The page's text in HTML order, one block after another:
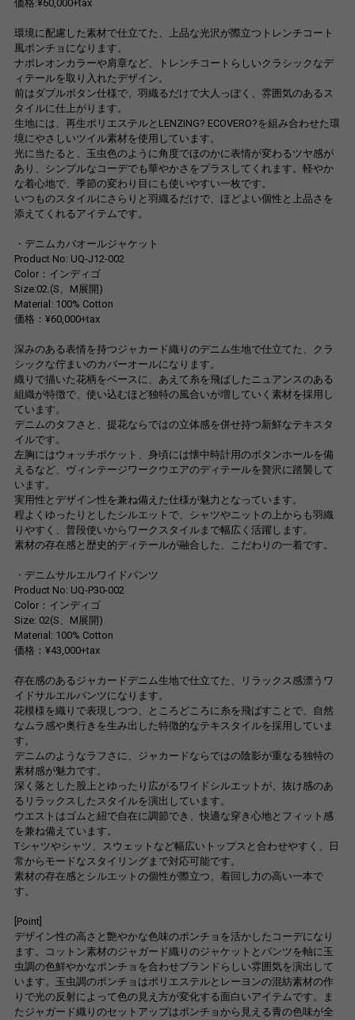
価格:¥60,000+tax
環境に配慮した素材で仕立てた、上品な光沢が際立つトレンチコート
風ポンチョになります。
ナポレオンカラーや肩章など、トレンチコートらしいクラシックなデ
ィテールを取り入れたデザイン。
前はダブルボタン仕様で、羽織るだけで大人っぽく、雰囲気のあるス
タイルに仕上がります。
生地には、再生ポリエステルとLENZING? ECOVERO?を組み合わせた環
境にやさしいツイル素材を使用しています。
光に当たると、玉虫色のように角度でほのかに表情が変わるツヤ感が
あり、シンプルなコーデでも華やかさをプラスしてくれます。軽やか
な着心地で、季節の変わり目にも使いやすい一枚です。
いつものスタイルにさらりと羽織るだけで、ほどよい個性と上品さを
添えてくれるアイテムです。
・デニムカバオールジャケット
Product No: UQ-J12-002
Color：インディゴ
Size:02.(S、M展開)
Material: 100% Cotton
価格：¥60,000+tax
深みのある表情を持つジャカード織りのデニム生地で仕立てた、クラ
シックな佇まいのカバーオールになります。
織りで描いた花柄をベースに、あえて糸を飛ばしたニュアンスのある
組織が特徴で、使い込むほど独特の風合いが増していく素材を採用し
ています。
デニムのタフさと、提花ならではの立体感を併せ持つ新鮮なテキスタ
イルです。
左胸にはウォッチポケット、身頃には懐中時計用のボタンホールを備
えるなど、ヴィンテージワークウエアのディテールを贅沢に踏襲して
います。
実用性とデザイン性を兼ね備えた仕様が魅力となっています。
程よくゆったりとしたシルエットで、シャツやニットの上からも羽織
りやすく、普段使いからワークスタイルまで幅広く活躍します。
素材の存在感と歴史的ディテールが融合した、こだわりの一着です。
・デニムサルエルワイドパンツ
Product No: UQ-P30-002
Color：インディゴ
Size: 02(S、M展開)
Material: 100% Cotton
価格：¥43,000+tax
存在感のあるジャカードデニム生地で仕立てた、リラックス感漂うワ
イドサルエルパンツになります。
花模様を織りで表現しつつ、ところどころに糸を飛ばすことで、自然
なムラ感や奥行きを生み出した特徴的なテキスタイルを採用していま
す。
デニムのようなラフさに、ジャカードならではの陰影が重なる独特の
素材感が魅力です。
深く落とした股上とゆったり広がるワイドシルエットが、抜け感のあ
るリラックスしたスタイルを演出しています。
ウエストはゴムと紐で自在に調節でき、快適な穿き心地とフィット感
を兼ね備えています。
Tシャツやシャツ、スウェットなど幅広いトップスと合わせやすく、日
常からモードなスタイリングまで対応可能です。
素材の存在感とシルエットの個性が際立つ、着回し力の高い一本で
す。
[Point]
デザイン性の高さと艶やかな色味のポンチョを活かしたコーデになり
ます。コットン素材のジャガード織りのジャケットとパンツを軸に玉
虫調の色鮮やかなポンチョを合わせブランドらしい雰囲気を演出して
います。玉虫調のポンチョはポリエステルとレーヨンの混紡素材の作
りで光の反射によって色の見え方が変化する面白いアイテムです。ま
たジャガード織りのセットアップはポンチョから見える青の色味が全